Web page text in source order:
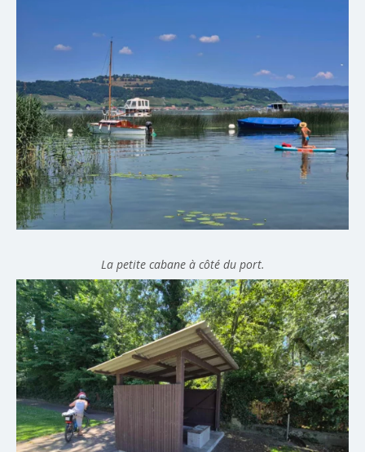
La petite cabane à côté du port.